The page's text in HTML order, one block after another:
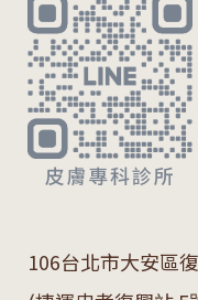
106台北市大安區